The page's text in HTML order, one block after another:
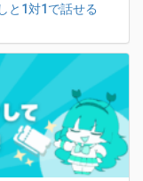
と1対1で話せる